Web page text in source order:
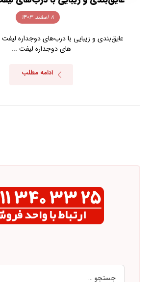
۸ اسفند ۱۴۰۳
عایق‌بندی و زیبایی با درب‌های دوجداره لیفت
های دوجداره لیفت ...
ادامه مطلب